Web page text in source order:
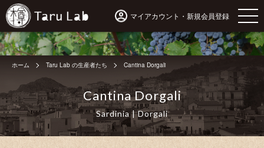
マイアカウント・新規会員登録
ホーム Taru Lab の生産者たち Cantina Dorgali
Cantina Dorgali
Sardinia | Dorgali